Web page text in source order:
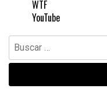
WTF
YouTube
Buscar: